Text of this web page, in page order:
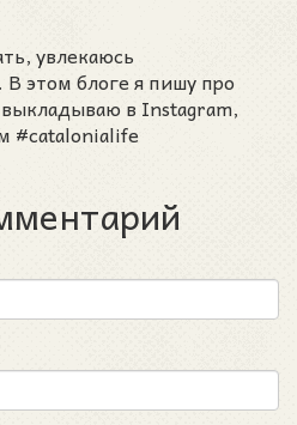
увлекаюсь
этом блоге я пишу про
в Instagram,
#catalonialife